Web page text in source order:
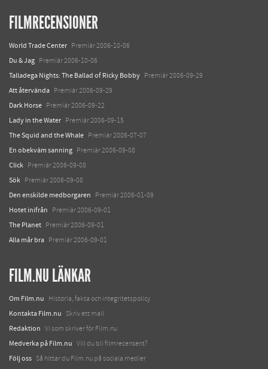
FILMRECENSIONER
World Trade Center Premiär 2006-10-06
Du & Jag Premiär 2006-10-06
Talladega Nights: The Ballad of Ricky Bobby Premiär 2006-09-29
Att återvända Premiär 2006-09-29
Dark Horse Premiär 2006-09-22
Lady in the Water Premiär 2006-09-15
The Squid and the Whale Premiär 2006-07-07
En obekväm sanning Premiär 2006-09-08
Click Premiär 2006-09-08
Sök Premiär 2006-09-08
Den enskilde medborgaren Premiär 2006-01-09
Hotet inifrån Premiär 2006-09-01
The Planet Premiär 2006-09-01
Alla mår bra Premiär 2006-09-01
FILM.NU LÄNKAR
Om Film.nu Historia, fakta och integritetspolicy
Kontakta Film.nu Skriv ett mail
Redaktion Vi som skriver för Film.nu
Medverka på Film.nu Vill du bli filmrecensent?
Följ oss Så hittar du Film.nu på sociala medier